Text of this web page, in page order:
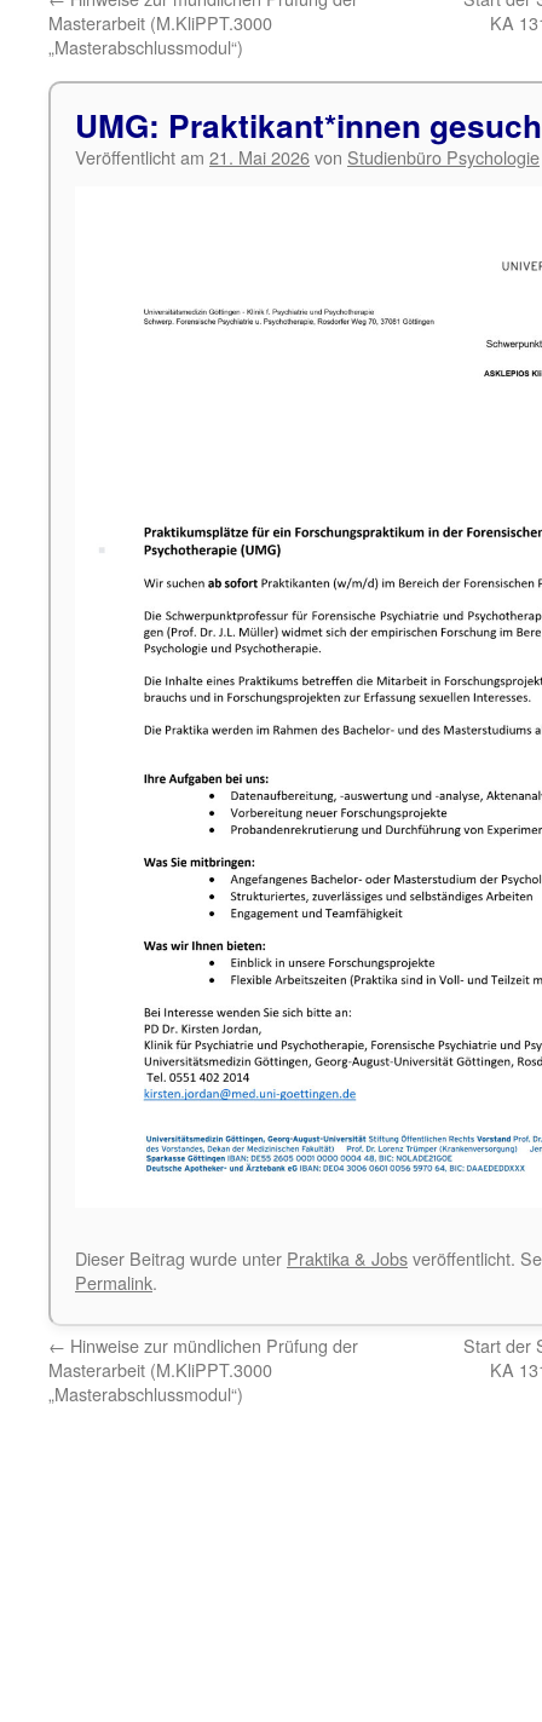
Masterarbeit (M.KliPPT.3000
„Masterabschlussmodul“)
KA
UMG: Praktikant*innen
Veröffentlicht am 21. Mai 2026von Studienbüro Psychologie
Dieser Beitrag wurde unter Praktika & Jobsveröffentlicht.
Permalink.
← Hinweise zur mündlichen Prüfung der
Masterarbeit (M.KliPPT.3000
„Masterabschlussmodul“)
Start der
KA